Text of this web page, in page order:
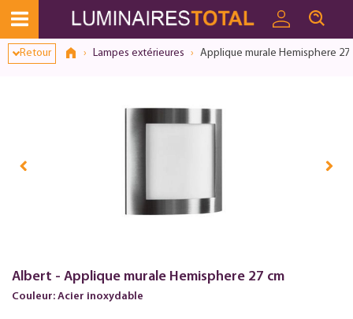
Retour Lampes extérieures Applique murale Hemisphere 27
Albert - Applique murale Hemisphere 27 cm
Couleur: Acier inoxydable
Dialogue de consentement ouvert